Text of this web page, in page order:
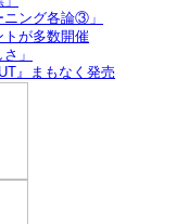
ング各論③」
トが多数開催
」
』まもなく発売